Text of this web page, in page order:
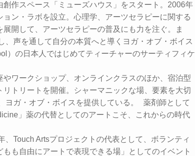
作スペース「ミューズハウス」をスタート。2006年
ン・ラボを設立。心理学、アーツセラピーに関する
開して、アーツセラピーの普及にも力を注ぐ。ま
、声を通して自分の本質へと導くヨガ・オブ・ボイス
）の日本人ではじめてティーチャーのサーティフィケ
ワークショップ、オンラインクラスのほか、宿泊型
トリートを開催。シャーマニックな場、要素を大切
ヨガ・オブ・ボイスを提供している。 薬剤師として
」薬の代替としてのアートこそ、これからの時代
、Touch Artsプロジェクトの代表として、ボランティ
も自由にアートで表現できる場」としてのイベント